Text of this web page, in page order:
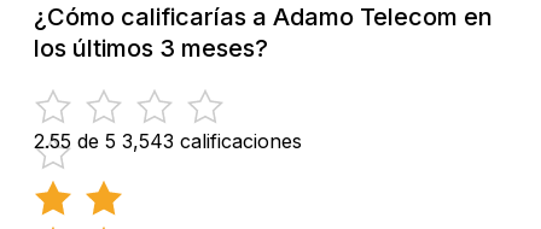
¿Cómo calificarías a Adamo Telecom en
los últimos 3 meses?
2.55 de 5 3,543 calificaciones